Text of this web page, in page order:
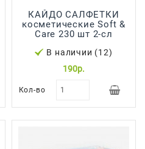
КАЙДО САЛФЕТКИ
косметические Soft &
Care 230 шт 2-сл
В наличии (12)
190р.
Кол-во